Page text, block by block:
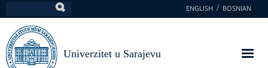
na
glavni
sadržaj
ENGLISH BOSNIAN
Univerzitet u Sarajevu